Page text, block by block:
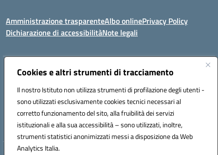
Cookies e altri strumenti di tracciamento
Il nostro Istituto non utilizza strumenti di profilazione degli utenti -
sono utilizzati esclusivamente cookies tecnici necessari al
corretto funzionamento del sito, alla fruibilità dei servizi
istituzionali e alla sua accessibilità – sono utilizzati, inoltre,
strumenti statistici anonimizzati messi a disposizione da Web
Analytics Italia.
Amministrazione trasparenteAlbo onlinePrivacy Policy
Dichiarazione di accessibilitàNote legali
Indirizzo:Via Tirso, 07011 Bono (SS)
Posta elettronica certificata (PEC):ssic820006@pec.istruzione.it
Codice fiscale: 81000530907
Codice meccanografico: SSIC820006